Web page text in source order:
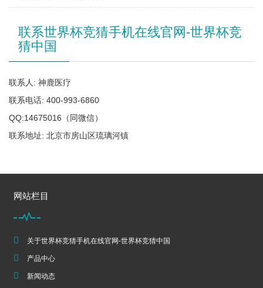
联系世界杯竞猜手机在线官网-世界杯竞
猜中国
联系人: 神鹿医疗
联系电话: 400-993-6860
QQ:14675016（同微信）
联系地址: 北京市房山区琉璃河镇
网站栏目
关于世界杯竞猜手机在线官网-世界杯竞猜中国
产品中心
新闻动态